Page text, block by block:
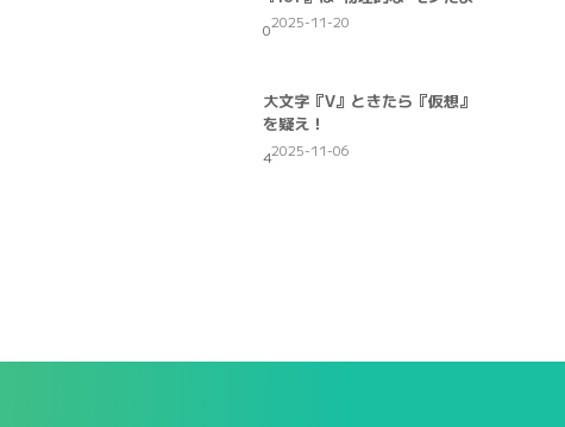
02025-11-20
大文字『V』ときたら『仮想』
を疑え！
42025-11-06